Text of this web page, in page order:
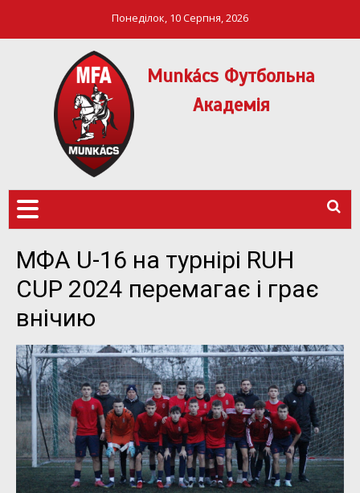
Понеділок, 10 Серпня, 2026
Munkács Футбольна
Академія
МФА U-16 на турнірі RUH
CUP 2024 перемагає і грає
внічию